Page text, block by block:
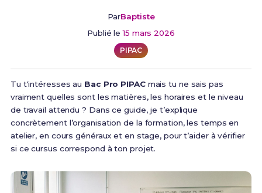
ParBaptiste
Publié le15 mars 2026
PIPAC
Tu t'intéresses au Bac Pro PIPACmais tu ne sais pas
vraiment quelles sont les matières, les horaires et le niveau
de travail attendu ? Dans ce guide, je t’explique
concrètement l’organisation de la formation, les temps en
atelier, en cours généraux et en stage, pour t’aider à vérifier
si ce cursus correspond à ton projet.